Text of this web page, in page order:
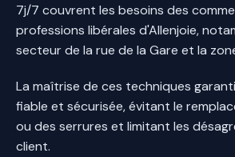
7j/7 couvrent les besoins des
professions libérales d'Allenjoie,
secteur de la rue de la Gare et la
La maîtrise de ces techniques
fiable et sécurisée, évitant le
ou des serrures et limitant les
client.